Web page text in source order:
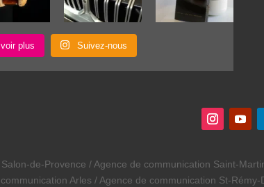
plus Suivez-nous
de-Provence / Agence de communication Saint-
Arles / Agence de communication St-